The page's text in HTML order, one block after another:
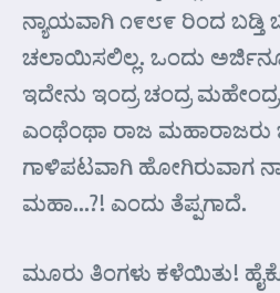
ನ್ಯಾಯವಾಗಿ ೧೯೮೯ ರಿಂದ ಬಡ್ತಿ
ಚಲಾಯಿಸಲಿಲ್ಲ. ಒಂದು
ಇದೇನು ಇಂದ್ರ ಚಂದ್ರ
ಎಂಥೆಂಥಾ ರಾಜ ಮಹಾರಾಜರು
ಗಾಳಿಪಟವಾಗಿ ಹೋಗಿರುವಾಗ
ಮಹಾ…?! ಎಂದು ತೆಪ್ಪಗಾದೆ.
ಮೂರು ತಿಂಗಳು ಕಳೆಯಿತು!